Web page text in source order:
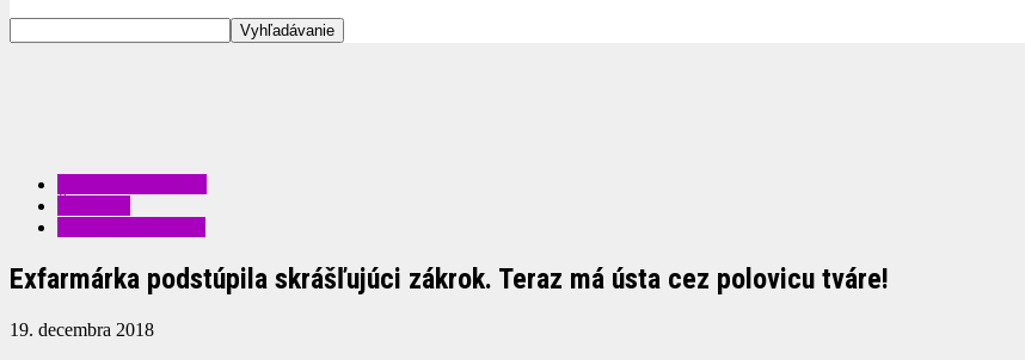
Exfarmárka podstúpila skrášľujúci zákrok. Teraz má ústa cez polovicu tváre!
19. decembra 2018